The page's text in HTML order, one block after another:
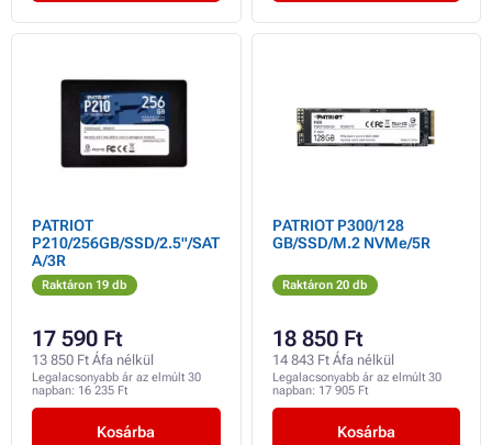
PATRIOT
P210/256GB/SSD/2.5"/SAT
A/3R
Raktáron 19 db
17 590 Ft
13 850 Ft Áfa nélkül
Legalacsonyabb ár az elmúlt 30
napban: 16 235 Ft
Kosárba
PATRIOT P300/128
GB/SSD/M.2 NVMe/5R
Raktáron 20 db
18 850 Ft
14 843 Ft Áfa nélkül
Legalacsonyabb ár az elmúlt 30
napban: 17 905 Ft
Kosárba